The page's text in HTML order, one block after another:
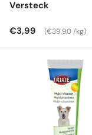
Versteck
Normaler Preis
€3,99 Grundpreis
€39,90 /kg